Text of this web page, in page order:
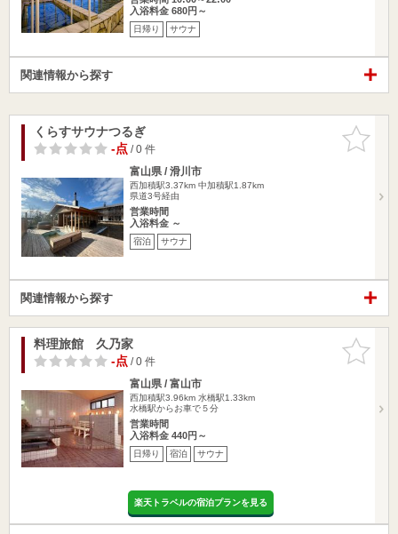
入浴料金 680円～
日帰り サウナ
関連情報から探す
お気に入
りに追加
くらすサウナつるぎ
-点/ 0 件
富山県 / 滑川市
西加積駅3.37km 中加積駅1.87km
県道3号経由
営業時間
入浴料金 ～
宿泊 サウナ
関連情報から探す
お気に入
りに追加
料理旅館 久乃家
-点/ 0 件
富山県 / 富山市
西加積駅3.96km 水橋駅1.33km
水橋駅からお車で５分
営業時間
入浴料金 440円～
日帰り 宿泊 サウナ
楽天トラベルの宿泊プランを見る